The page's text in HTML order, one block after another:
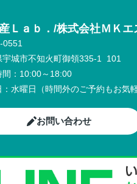
Ｌａｂ．/株式会社ＭＫエ
0551
宇城市不知火町御領335-1 101
： 10:00～18:00
水曜日（時間外のご予約もお気
お問い合わせ